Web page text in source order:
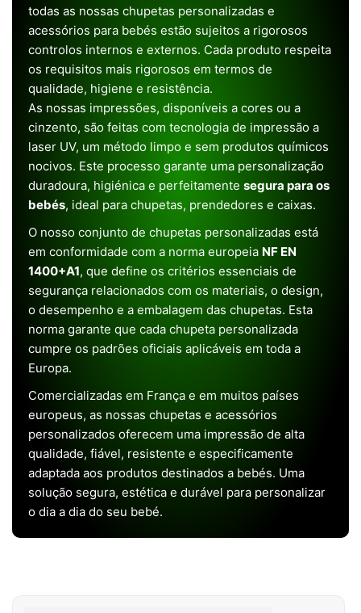
todas as nossas chupetas personalizadas e
acessórios para bebés estão sujeitos a rigorosos
controlos internos e externos. Cada produto respeita
os requisitos mais rigorosos em termos de
qualidade, higiene e resistência.
As nossas impressões, disponíveis a cores ou a
cinzento, são feitas com tecnologia de impressão a
laser UV, um método limpo e sem produtos químicos
nocivos. Este processo garante uma personalização
duradoura, higiénica e perfeitamente segura para os
bebés, ideal para chupetas, prendedores e caixas.
O nosso conjunto de chupetas personalizadas está
em conformidade com a norma europeia NF EN
1400+A1, que define os critérios essenciais de
segurança relacionados com os materiais, o design,
o desempenho e a embalagem das chupetas. Esta
norma garante que cada chupeta personalizada
cumpre os padrões oficiais aplicáveis em toda a
Europa.
Comercializadas em França e em muitos países
europeus, as nossas chupetas e acessórios
personalizados oferecem uma impressão de alta
qualidade, fiável, resistente e especificamente
adaptada aos produtos destinados a bebés. Uma
solução segura, estética e durável para personalizar
o dia a dia do seu bebé.